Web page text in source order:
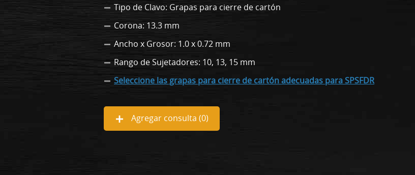
Tipo de Clavo: Grapas para cierre de cartón
Corona: 13.3 mm
Ancho x Grosor: 1.0 x 0.72 mm
Rango de Sujetadores: 10, 13, 15 mm
Seleccione las grapas para cierre de cartón adecuadas para SPSFDR
Agregar consulta (0)